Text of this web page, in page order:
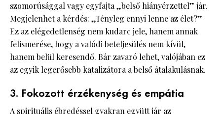
szomorúsággal vagy egyfajta „belső hiányérzettel” jár.
Megjelenhet a kérdés: „Tényleg ennyi lenne az élet?”
Ez az elégedetlenség nem kudarc jele, hanem annak
felismerése, hogy a valódi beteljesülés nem kívül,
hanem belül keresendő. Bár zavaró lehet, valójában ez
az egyik legerősebb katalizátora a belső átalakulásnak.
3. Fokozott érzékenység és empátia
A spirituális ébredéssel gyakran együtt jár az